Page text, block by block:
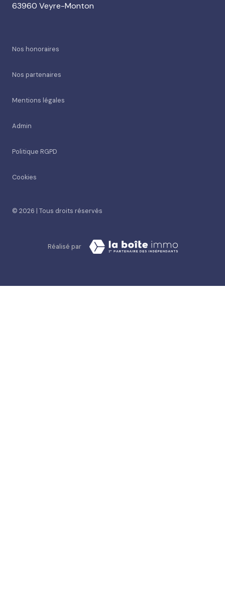
63960 Veyre-Monton
Nos honoraires
Nos partenaires
Mentions légales
Admin
Politique RGPD
Cookies
© 2026 | Tous droits réservés
Réalisé par